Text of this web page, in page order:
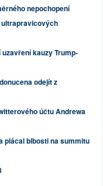
nepochopení
kauzy Trump-
odejít z
účtu Andrewa
plácal blbosti na summitu